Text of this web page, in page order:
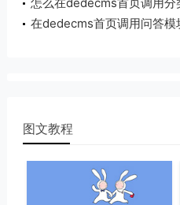
在dedecms首页调用问答模
图文教程